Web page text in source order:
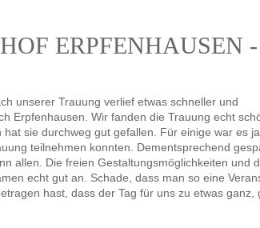
ERPFENHAUSEN
unserer Trauung verlief etwas schneller und
Erpfenhausen. Wir fanden die Trauung echt
sie durchweg gut gefallen. Für einige war es ja
teilnehmen konnten. Dementsprechend
allen. Die freien Gestaltungsmöglichkeiten und
echt gut an. Schade, dass man so eine
hast, dass der Tag für uns zu etwas